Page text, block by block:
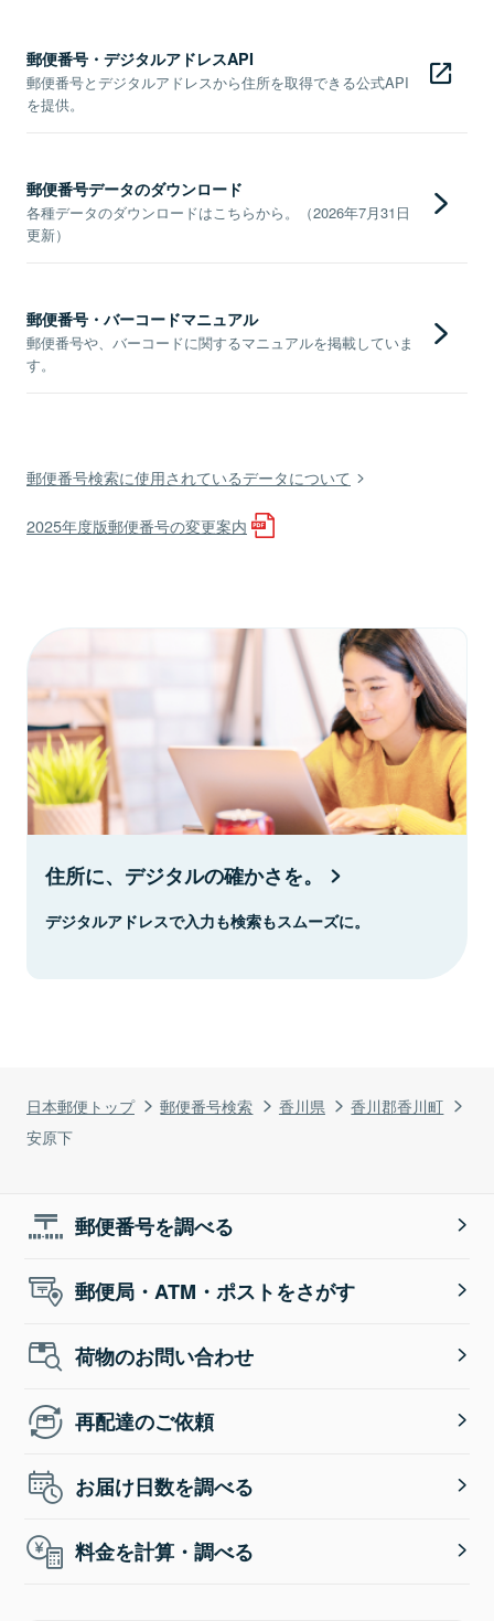
日本郵便トップ 郵便番号検索 香川県
香川郡香川町
安原下
郵便番号・デジタルアドレスAPI
郵便番号とデジタルアドレスから住所を取得できる公式API
を提供。
郵便番号データのダウンロード
各種データのダウンロードはこちらから。（2026年7月31日
更新）
郵便番号・バーコードマニュアル
郵便番号や、バーコードに関するマニュアルを掲載していま
す。
郵便番号検索に使用されているデータについて
2025年度版郵便番号の変更案内
住所に、デジタルの確かさを。
デジタルアドレスで入力も検索もスムーズに。
郵便番号を調べる
郵便局・ATM・ポストをさがす
荷物のお問い合わせ
再配達のご依頼
お届け日数を調べる
料金を計算・調べる